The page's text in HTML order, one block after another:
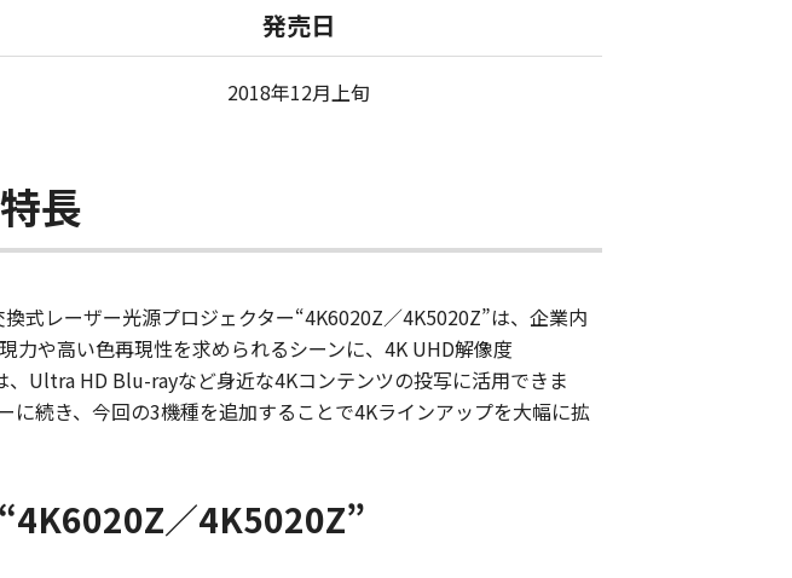
発売日
2018年12月上旬
長
式レーザー光源プロジェクター“4K6020Z／4K5020Z”は、企業内
力や高い色再現性を求められるシーンに、4K UHD解像度
Ultra HD Blu-rayなど身近な4Kコンテンツの投写に活用できま
続き、今回の3機種を追加することで4Kラインアップを大幅に拡
／4K5020Z”